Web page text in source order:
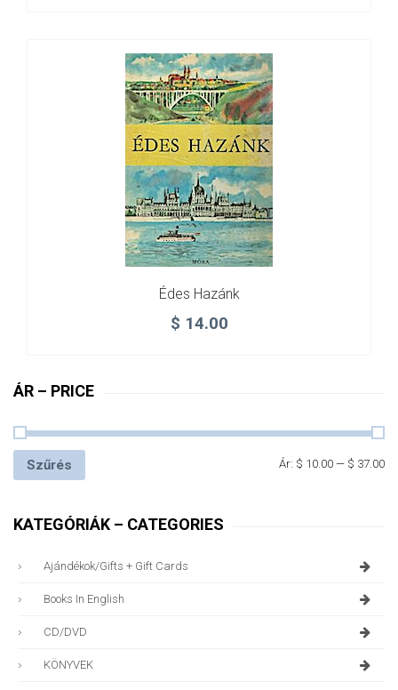
Édes Hazánk
$ 14.00
ÁR – PRICE
Szűrés Ár: $ 10.00 — $ 37.00
KATEGÓRIÁK – CATEGORIES
Ajándékok/gifts + Gift Cards
Books In English
CD/DVD
KÖNYVEK